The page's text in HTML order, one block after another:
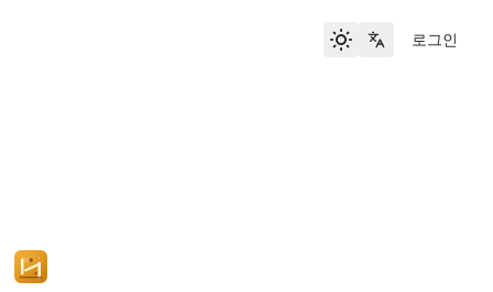
Toggle theme
Locale Switch
로그인